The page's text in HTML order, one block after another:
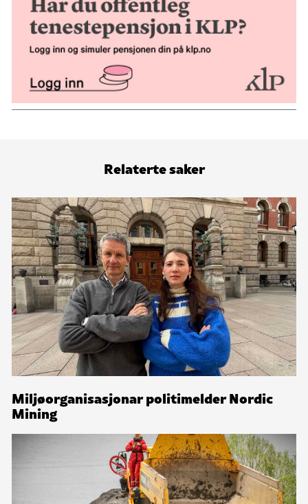
Relaterte saker
Miljøorganisasjonar politimelder Nordic
Mining